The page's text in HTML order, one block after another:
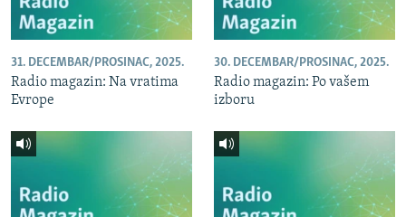
31. DECEMBAR/PROSINAC, 2025.
Radio magazin: Na vratima
Evrope
30. DECEMBAR/PROSINAC, 2025.
Radio magazin: Po vašem
izboru